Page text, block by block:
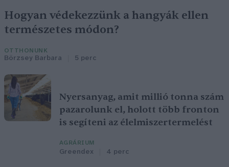
Hogyan védekezzünk a hangyák ellen
természetes módon?
OTTHONUNK
Börzsey Barbara 5 perc
Nyersanyag, amit millió tonna szám
pazarolunk el, holott több fronton
is segíteni az élelmiszertermelést
AGRÁRIUM
Greendex 4 perc